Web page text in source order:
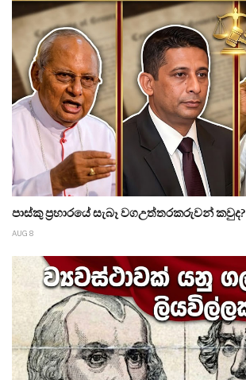
පාස්කු ප්‍රහාරයේ සැබෑ වගඋත්තරකරුවන් කවුද?
AUG 8